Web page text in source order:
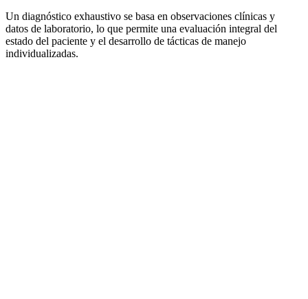
Un diagnóstico exhaustivo se basa en observaciones clínicas y
datos de laboratorio, lo que permite una evaluación integral del
estado del paciente y el desarrollo de tácticas de manejo
individualizadas.